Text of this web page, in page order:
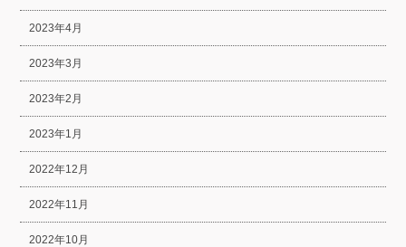
2023年4月
2023年3月
2023年2月
2023年1月
2022年12月
2022年11月
2022年10月